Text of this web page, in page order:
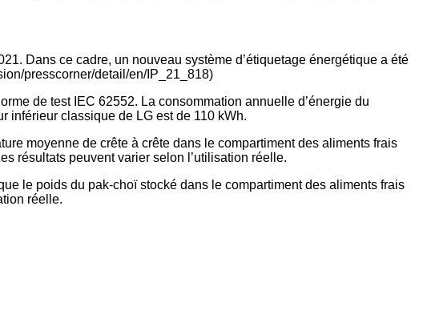
Dans ce cadre, un nouveau système d’étiquetage énergétique a été
presscorner/detail/en/IP_21_818)
de test IEC 62552. La consommation annuelle d’énergie du
inférieur classique de LG est de 110 kWh.
moyenne de crête à crête dans le compartiment des aliments frais
résultats peuvent varier selon l’utilisation réelle.
le poids du pak-choï stocké dans le compartiment des aliments frais
réelle.